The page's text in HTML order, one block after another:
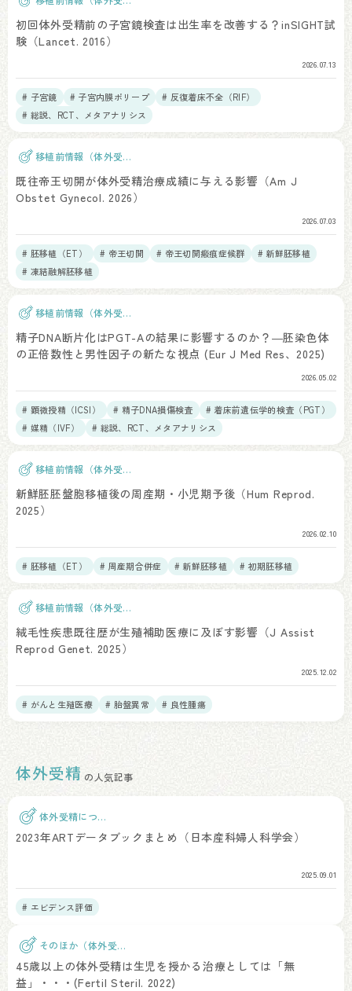
初回体外受精前の子宮鏡検査は出生率を改善する？inSIGHT試
験（Lancet. 2016）
2026.07.13
# 子宮鏡 # 子宮内膜ポリープ
# 反復着床不全（RIF）
# 総説、RCT、メタアナリシス
移植前情報（体外受
既往帝王切開が体外受精治療成績に与える影響（Am J
Obstet Gynecol. 2026）
2026.07.03
# 胚移植（ET） # 帝王切開 # 帝王切開瘢痕症候群
# 新鮮胚移植
# 凍結融解胚移植
移植前情報（体外受
精子DNA断片化はPGT-Aの結果に影響するのか？―胚染色体
の正倍数性と男性因子の新たな視点 (Eur J Med Res、2025)
2026.05.02
# 顕微授精（ICSI） # 精子DNA損傷検査
# 着床前遺伝学的検査（PGT）
# 媒精（IVF）
# 総説、RCT、メタアナリシス
移植前情報（体外受
新鮮胚胚盤胞移植後の周産期・小児期予後（Hum Reprod.
2025）
2026.02.10
# 胚移植（ET） # 周産期合併症 # 新鮮胚移植 # 初期胚移植
移植前情報（体外受
絨毛性疾患既往歴が生殖補助医療に及ぼす影響（J Assist
Reprod Genet. 2025）
2025.12.02
# がんと生殖医療 # 胎盤異常 # 良性腫瘍
体外受精 の人気記事
体外受精につい
て
2023年ARTデータブックまとめ（日本産科婦人科学会）
2025.09.01
# エビデンス評価
そのほか（体外受
45歳以上の体外受精は生児を授かる治療としては「無
益」・・・(Fertil Steril. 2022)